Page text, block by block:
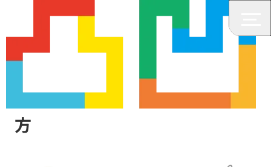
障がい者グループホームの選び
方